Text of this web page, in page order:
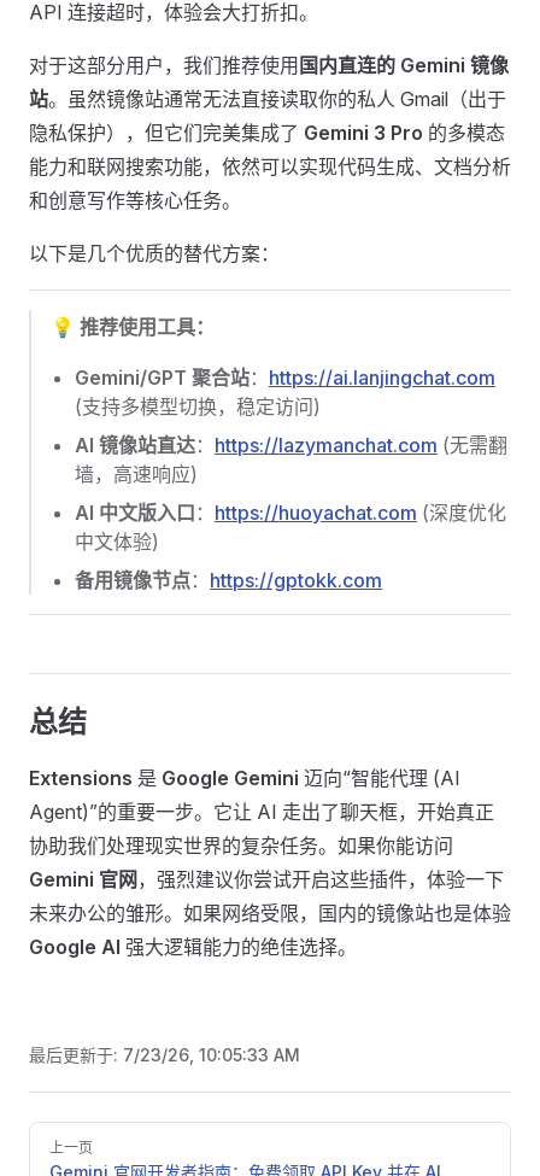
API 连接超时，体验会大打折扣。
对于这部分用户，我们推荐使用 国内直连的 Gemini 镜像
站。虽然镜像站通常无法直接读取你的私人 Gmail（出于
隐私保护），但它们完美集成了 Gemini 3 Pro 的多模态
能力和联网搜索功能，依然可以实现代码生成、文档分析
和创意写作等核心任务。
以下是几个优质的替代方案：
💡 推荐使用工具：
Gemini/GPT 聚合站： https://ai.lanjingchat.com
(支持多模型切换，稳定访问)
AI 镜像站直达： https://lazymanchat.com (无需翻
墙，高速响应)
AI 中文版入口 ： https://huoyachat.com (深度优化
中文体验)
备用镜像节点： https://gptokk.com
总结
Extensions 是 Google Gemini 迈向“智能代理 (AI
Agent)”的重要一步。它让 AI 走出了聊天框，开始真正
协助我们处理现实世界的复杂任务。如果你能访问
Gemini 官网 ，强烈建议你尝试开启这些插件，体验一下
未来办公的雏形。如果网络受限，国内的镜像站也是体验
Google AI 强大逻辑能力的绝佳选择。
最后更新于: 7/23/26, 10:05:33 AM
Pager
上一页
Gemini 官网开发者指南：免费领取 API Key 并在 AI